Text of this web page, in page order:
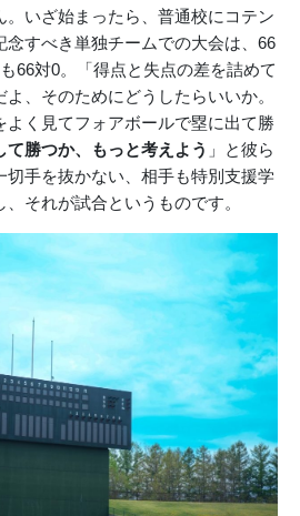
。いざ始まったら、普通校にコテン
念すべき単独チームでの大会は、66
66対0。「得点と失点の差を詰めて
、そのためにどうしたらいいか。
よく見てフォアボールで塁に出て勝
て勝つか、もっと考えよう 」と彼ら
切手を抜かない、相手も特別支援学
それが試合というものです。